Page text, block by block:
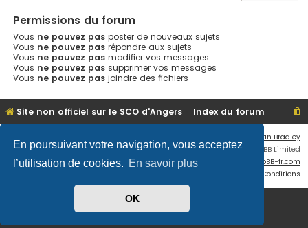
En poursuivant votre navigation, vous acceptez
l’utilisation de cookies. En savoir plus
OK
Permissions du forum
Vous ne pouvez pas poster de nouveaux sujets
Vous ne pouvez pas répondre aux sujets
Vous ne pouvez pas modifier vos messages
Vous ne pouvez pas supprimer vos messages
Vous ne pouvez pas joindre des fichiers
Site non officiel sur le SCO d'Angers Index du forum
Ian Bradley
Développé parphpBB® Forum Software © phpBB Limited
phpBB-fr.com
Conditions